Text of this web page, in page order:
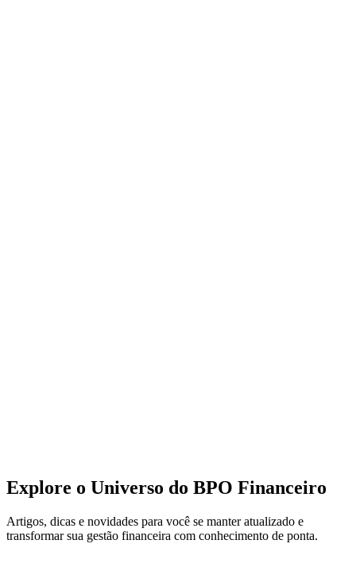
Explore o Universo do BPO Financeiro
Artigos, dicas e novidades para você se manter atualizado e
transformar sua gestão financeira com conhecimento de ponta.